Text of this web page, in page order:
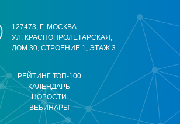
РЕЙТИНГ ТОП-100
КАЛЕНДАРЬ
НОВОСТИ
ВЕБИНАРЫ
127473, Г. МОСКВА
УЛ. КРАСНОПРОЛЕТАРСКАЯ,
ДОМ 30, СТРОЕНИЕ 1, ЭТАЖ 3